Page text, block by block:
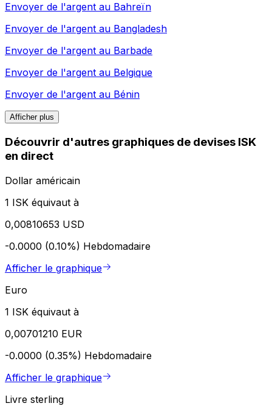
Envoyer de l'argent au Bahreïn
Envoyer de l'argent au Bangladesh
Envoyer de l'argent au Barbade
Envoyer de l'argent au Belgique
Envoyer de l'argent au Bénin
Afficher plus
Découvrir d'autres graphiques de devises ISK
en direct
Dollar américain
1 ISK équivaut à
0,00810653 USD
-0.0000 (0.10%) Hebdomadaire
Afficher le graphique
Euro
1 ISK équivaut à
0,00701210 EUR
-0.0000 (0.35%) Hebdomadaire
Afficher le graphique
Livre sterling